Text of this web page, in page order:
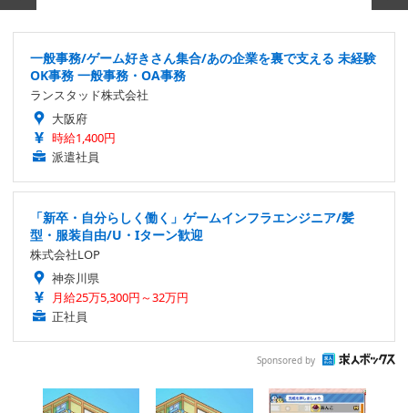
一般事務/ゲーム好きさん集合/あの企業を裏で支える 未経験
OK事務 一般事務・OA事務
ランスタッド株式会社
大阪府
時給1,400円
派遣社員
「新卒・自分らしく働く」ゲームインフラエンジニア/髪
型・服装自由/U・Iターン歓迎
株式会社LOP
神奈川県
月給25万5,300円～32万円
正社員
Sponsored by